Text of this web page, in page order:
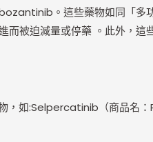
。這些藥物如同「多功
被迫減量或停藥 。此外，這
，如:Selpercatinib（商品名